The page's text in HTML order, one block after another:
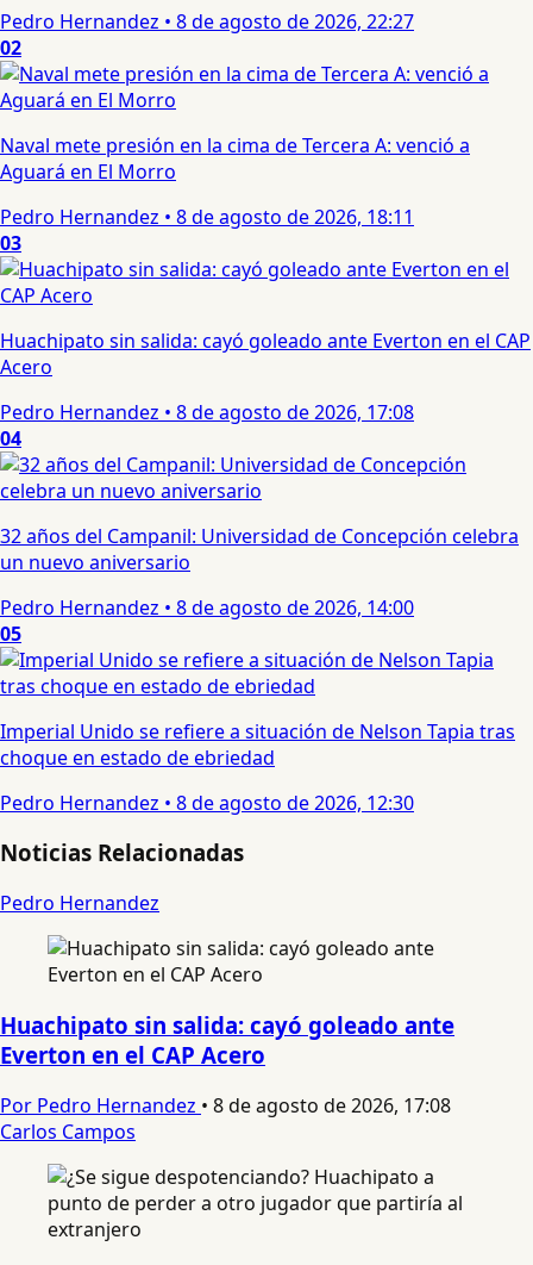
Pedro Hernandez • 8 de agosto de 2026, 22:27
02
Naval mete presión en la cima de Tercera A: venció a
Aguará en El Morro
Pedro Hernandez • 8 de agosto de 2026, 18:11
03
Huachipato sin salida: cayó goleado ante Everton en el CAP
Acero
Pedro Hernandez • 8 de agosto de 2026, 17:08
04
32 años del Campanil: Universidad de Concepción celebra
un nuevo aniversario
Pedro Hernandez • 8 de agosto de 2026, 14:00
05
Imperial Unido se refiere a situación de Nelson Tapia tras
choque en estado de ebriedad
Pedro Hernandez • 8 de agosto de 2026, 12:30
Noticias Relacionadas
Pedro Hernandez
Huachipato sin salida: cayó goleado ante
Everton en el CAP Acero
Por Pedro Hernandez • 8 de agosto de 2026, 17:08
Carlos Campos